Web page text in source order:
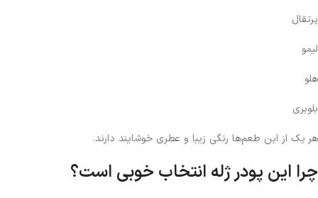
پرتقال
لیمو
هلو
بلوبری
هر یک از این طعم‌ها رنگی زیبا و عطری خوشایند دارند.
چرا این پودر ژله انتخاب خوبی است؟